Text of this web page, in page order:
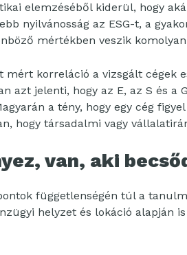
elemzéséből kiderül, hogy
nyilvánosság az ESG-t, a
mértékben veszik
korreláció a vizsgált cégek
azt jelenti, hogy az E, az S és a
a tény, hogy egy cég
hogy társadalmi vagy
van, aki
függetlenségén túl a
helyzet és lokáció alapján